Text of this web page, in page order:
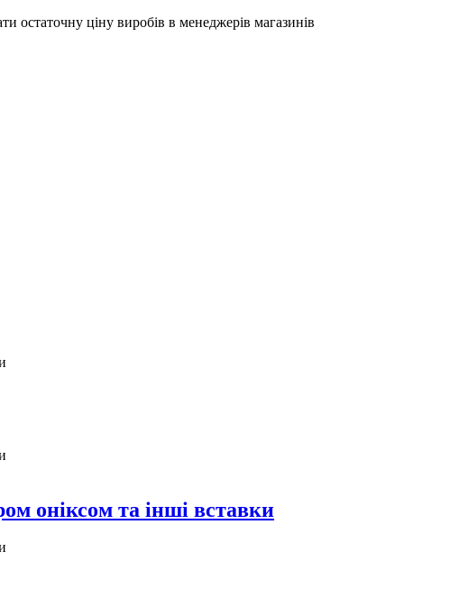
остаточну ціну виробів в менеджерів магазинів
оніксом та інші вставки